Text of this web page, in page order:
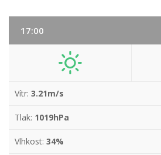
17:00
Vítr: 3.21m/s
Tlak: 1019hPa
Vlhkost: 34%